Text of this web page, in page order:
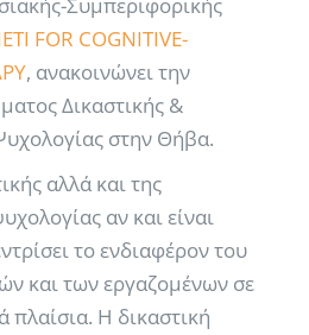
FOR COGNITIVE-
, ανακοινώνει την
Δικαστικής &
στην Θήβα.
αλλά και της
αν και είναι
το ενδιαφέρον του
και των εργαζομένων σε
πλαίσια. Η δικαστική